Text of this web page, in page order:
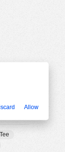
Allow